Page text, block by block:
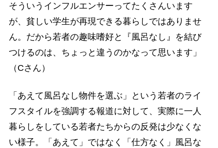
そういうインフルエンサーってたくさんいます
が、貧しい学生が再現できる暮らしではありませ
ん。だから若者の趣味嗜好と『風呂なし』を結び
つけるのは、ちょっと違うのかなって思います」
（Cさん）
「あえて風呂なし物件を選ぶ」という若者のライ
フスタイルを強調する報道に対して、実際に一人
暮らしをしている若者たちからの反発は少なくな
い様子。「あえて」ではなく「仕方なく」風呂な